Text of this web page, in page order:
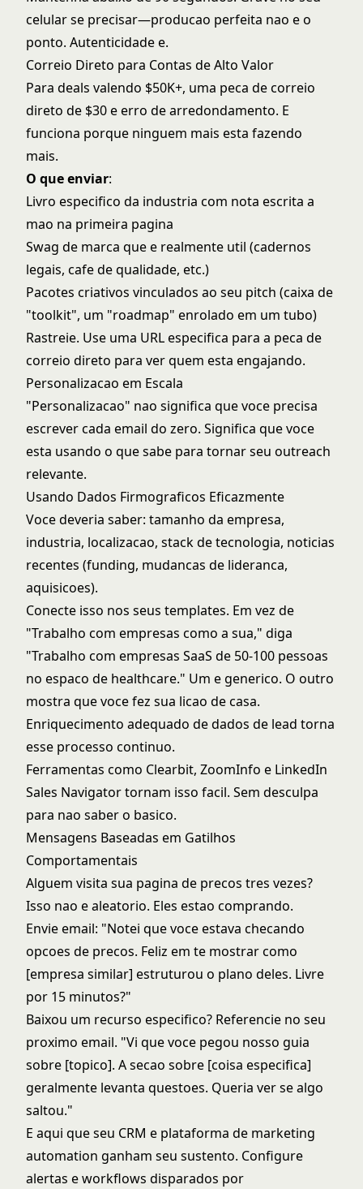
celular se precisar—producao perfeita nao e o
ponto. Autenticidade e.
Correio Direto para Contas de Alto Valor
Para deals valendo $50K+, uma peca de correio
direto de $30 e erro de arredondamento. E
funciona porque ninguem mais esta fazendo
mais.
O que enviar:
Livro especifico da industria com nota escrita a
mao na primeira pagina
Swag de marca que e realmente util (cadernos
legais, cafe de qualidade, etc.)
Pacotes criativos vinculados ao seu pitch (caixa de
"toolkit", um "roadmap" enrolado em um tubo)
Rastreie. Use uma URL especifica para a peca de
correio direto para ver quem esta engajando.
Personalizacao em Escala
"Personalizacao" nao significa que voce precisa
escrever cada email do zero. Significa que voce
esta usando o que sabe para tornar seu outreach
relevante.
Usando Dados Firmograficos Eficazmente
Voce deveria saber: tamanho da empresa,
industria, localizacao, stack de tecnologia, noticias
recentes (funding, mudancas de lideranca,
aquisicoes).
Conecte isso nos seus templates. Em vez de
"Trabalho com empresas como a sua," diga
"Trabalho com empresas SaaS de 50-100 pessoas
no espaco de healthcare." Um e generico. O outro
mostra que voce fez sua licao de casa.
Enriquecimento adequado de dados de lead torna
esse processo continuo.
Ferramentas como Clearbit, ZoomInfo e LinkedIn
Sales Navigator tornam isso facil. Sem desculpa
para nao saber o basico.
Mensagens Baseadas em Gatilhos
Comportamentais
Alguem visita sua pagina de precos tres vezes?
Isso nao e aleatorio. Eles estao comprando.
Envie email: "Notei que voce estava checando
opcoes de precos. Feliz em te mostrar como
[empresa similar] estruturou o plano deles. Livre
por 15 minutos?"
Baixou um recurso especifico? Referencie no seu
proximo email. "Vi que voce pegou nosso guia
sobre [topico]. A secao sobre [coisa especifica]
geralmente levanta questoes. Queria ver se algo
saltou."
E aqui que seu CRM e plataforma de marketing
automation ganham seu sustento. Configure
alertas e workflows disparados por